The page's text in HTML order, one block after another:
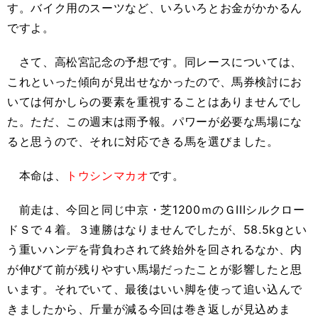
す。バイク用のスーツなど、いろいろとお金がかかるん
ですよ。
さて、高松宮記念の予想です。同レースについては、
これといった傾向が見出せなかったので、馬券検討にお
いては何かしらの要素を重視することはありませんでし
た。ただ、この週末は雨予報。パワーが必要な馬場にな
ると思うので、それに対応できる馬を選びました。
本命は、 トウシンマカオです。
前走は、今回と同じ中京・芝1200ｍのＧIIIシルクロー
ドＳで４着。３連勝はなりませんでしたが、58.5kgとい
う重いハンデを背負わされて終始外を回されるなか、内
が伸びて前が残りやすい馬場だったことが影響したと思
います。それでいて、最後はいい脚を使って追い込んで
きましたから、斤量が減る今回は巻き返しが見込めま